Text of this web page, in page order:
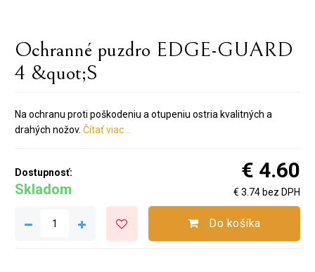
Ochranné puzdro EDGE-GUARD
4 &quot;S
Na ochranu proti poškodeniu a otupeniu ostria kvalitných a
drahých nožov. Čítať viac ..
Dostupnosť:
Skladom
€ 4.60
€ 3.74 bez DPH
Do košíka